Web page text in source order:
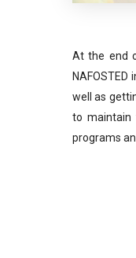
At the end
well as
to maintain
programs